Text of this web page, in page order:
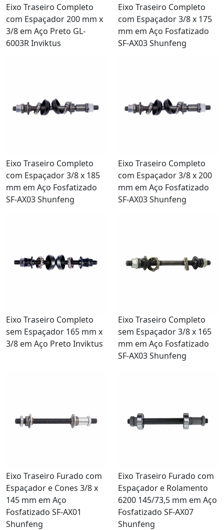
Eixo Traseiro Completo
com Espaçador 200 mm x
3/8 em Aço Preto GL-
6003R Inviktus
Eixo Traseiro Completo
com Espaçador 3/8 x 175
mm em Aço Fosfatizado
SF-AX03 Shunfeng
Eixo Traseiro Completo
com Espaçador 3/8 x 185
mm em Aço Fosfatizado
SF-AX03 Shunfeng
Eixo Traseiro Completo
com Espaçador 3/8 x 200
mm em Aço Fosfatizado
SF-AX03 Shunfeng
Eixo Traseiro Completo
sem Espaçador 165 mm x
3/8 em Aço Preto Inviktus
Eixo Traseiro Completo
sem Espaçador 3/8 x 165
mm em Aço Fosfatizado
SF-AX03 Shunfeng
Eixo Traseiro Furado com
Espaçador e Cones 3/8 x
145 mm em Aço
Fosfatizado SF-AX01
Shunfeng
Eixo Traseiro Furado com
Espaçador e Rolamento
6200 145/73,5 mm em Aço
Fosfatizado SF-AX07
Shunfeng